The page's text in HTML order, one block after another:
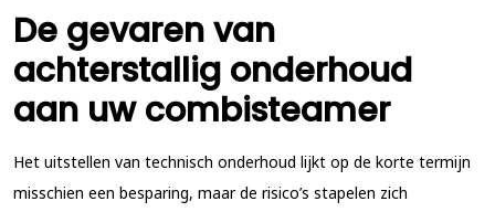
De gevaren van
achterstallig onderhoud
aan uw combisteamer
Het uitstellen van technisch onderhoud lijkt op de korte termijn
misschien een besparing, maar de risico’s stapelen zich